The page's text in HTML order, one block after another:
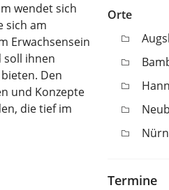
wendet sich
sich am
Erwachsensein
soll ihnen
Den
und Konzepte
die tief im
Orte
Termine